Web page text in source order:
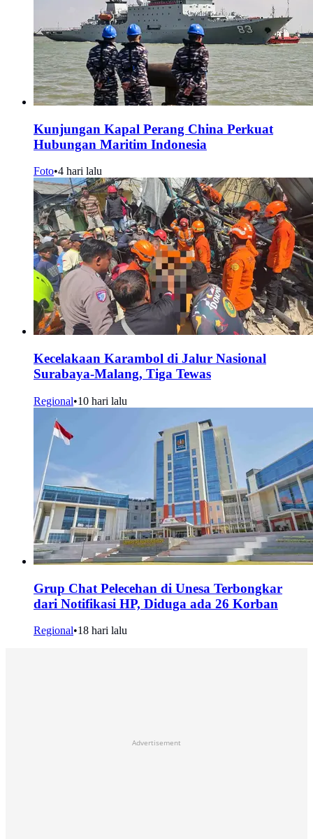
Kunjungan Kapal Perang China Perkuat
Hubungan Maritim Indonesia
Foto•4 hari lalu
Kecelakaan Karambol di Jalur Nasional
Surabaya-Malang, Tiga Tewas
Regional•10 hari lalu
Grup Chat Pelecehan di Unesa Terbongkar
dari Notifikasi HP, Diduga ada 26 Korban
Regional•18 hari lalu
Advertisement